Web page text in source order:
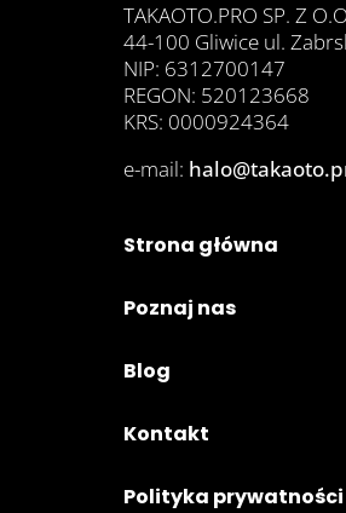
TAKAOTO.PRO SP. Z
44-100 Gliwice ul.
NIP: 6312700147
REGON: 520123668
KRS: 0000924364
e-mail:
Strona główna
Poznaj nas
Blog
Kontakt
Polityka prywatności